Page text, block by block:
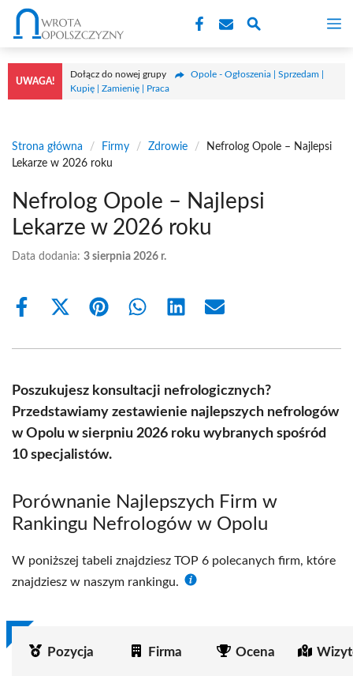
Przejdź
treści
UWAGA!
Dołącz do nowej grupy
Opole - Ogłoszenia | Sprzedam |
Kupię | Zamienię | Praca
Strona główna / Firmy / Zdrowie /
Nefrolog Opole – Najlepsi
Lekarze w 2026 roku
Nefrolog Opole – Najlepsi
Lekarze w 2026 roku
Data dodania: 3 sierpnia 2026 r.
Share
Share
(Twitter)
Share Share Share Share
Poszukujesz konsultacji nefrologicznych?
Przedstawiamy zestawienie najlepszych nefrologów
w Opolu w sierpniu 2026 roku wybranych spośród
10 specjalistów.
Porównanie Najlepszych Firm w
Rankingu Nefrologów w Opolu
W poniższej tabeli znajdziesz TOP 6 polecanych firm, które
znajdziesz w naszym rankingu.
Pozycja Firma Ocena